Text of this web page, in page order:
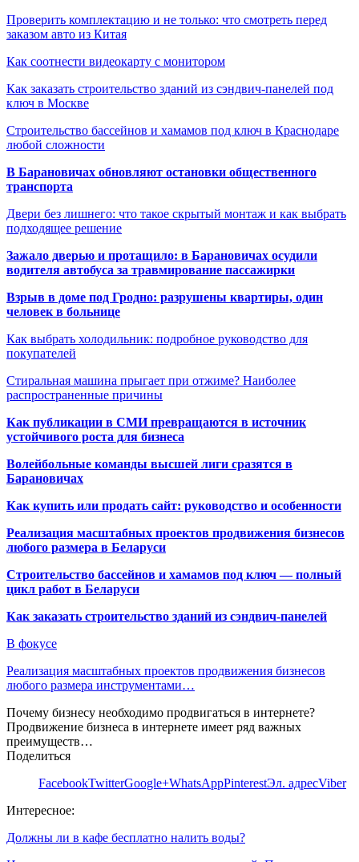
Проверить комплектацию и не только: что смотреть перед
заказом авто из Китая
Как соотнести видеокарту с монитором
Как заказать строительство зданий из сэндвич-панелей под
ключ в Москве
Строительство бассейнов и хамамов под ключ в Краснодаре
любой сложности
В Барановичах обновляют остановки общественного
транспорта
Двери без лишнего: что такое скрытый монтаж и как выбрать
подходящее решение
Зажало дверью и протащило: в Барановичах осудили
водителя автобуса за травмирование пассажирки
Взрыв в доме под Гродно: разрушены квартиры, один
человек в больнице
Как выбрать холодильник: подробное руководство для
покупателей
Стиральная машина прыгает при отжиме? Наиболее
распространенные причины
Как публикации в СМИ превращаются в источник
устойчивого роста для бизнеса
Волейбольные команды высшей лиги сразятся в
Барановичах
Как купить или продать сайт: руководство и особенности
Реализация масштабных проектов продвижения бизнесов
любого размера в Беларуси
Строительство бассейнов и хамамов под ключ — полный
цикл работ в Беларуси
Как заказать строительство зданий из сэндвич-панелей
В фокусе
Реализация масштабных проектов продвижения бизнесов
любого размера инструментами…
Почему бизнесу необходимо продвигаться в интернете?
Продвижение бизнеса в интернете имеет ряд важных
преимуществ…
Поделиться
FacebookTwitterGoogle+WhatsAppPinterestЭл. адресViber
Интересное:
Должны ли в кафе бесплатно налить воды?